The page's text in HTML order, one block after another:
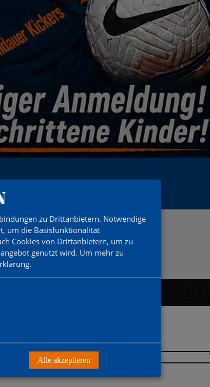
zu Drittanbietern. Notwendige
um die Basisfunktionalität
Cookies von Drittanbietern, um zu
genutzt wird. Um mehr zu
.
Alle akzeptieren